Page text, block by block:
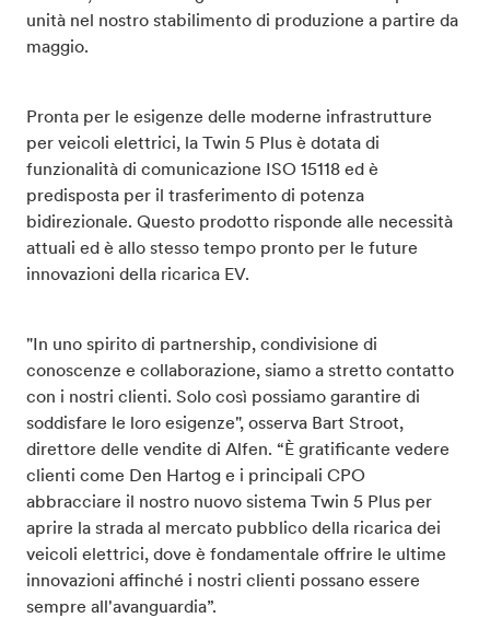
unità nel nostro stabilimento di produzione a partire da
maggio.
Pronta per le esigenze delle moderne infrastrutture
per veicoli elettrici, la Twin 5 Plus è dotata di
funzionalità di comunicazione ISO 15118 ed è
predisposta per il trasferimento di potenza
bidirezionale. Questo prodotto risponde alle necessità
attuali ed è allo stesso tempo pronto per le future
innovazioni della ricarica EV.
"In uno spirito di partnership, condivisione di
conoscenze e collaborazione, siamo a stretto contatto
con i nostri clienti. Solo così possiamo garantire di
soddisfare le loro esigenze", osserva Bart Stroot,
direttore delle vendite di Alfen. “È gratificante vedere
clienti come Den Hartog e i principali CPO
abbracciare il nostro nuovo sistema Twin 5 Plus per
aprire la strada al mercato pubblico della ricarica dei
veicoli elettrici, dove è fondamentale offrire le ultime
innovazioni affinché i nostri clienti possano essere
sempre all'avanguardia”.